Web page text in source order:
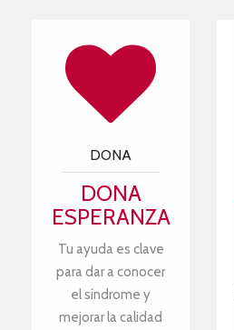
DONA
DONA
ESPERANZA
Tu ayuda es clave
para dar a conocer
el síndrome y
mejorar la calidad